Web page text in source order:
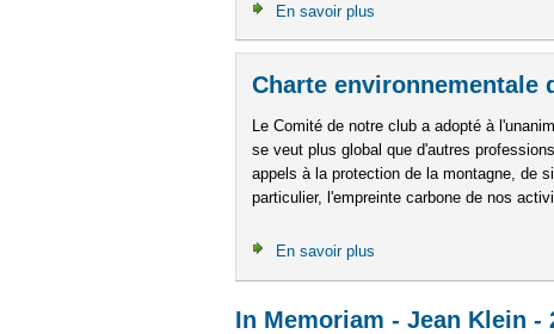
En savoir plus
Charte environnementale
Le Comité de notre club a adopté à
se veut plus global que d'autres
appels à la protection de la montagne, de
particulier, l'empreinte carbone de nos
En savoir plus
In Memoriam - Jean Klein -